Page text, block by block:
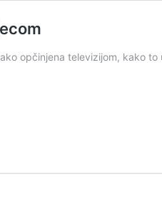
opčinjena televizijom, kako